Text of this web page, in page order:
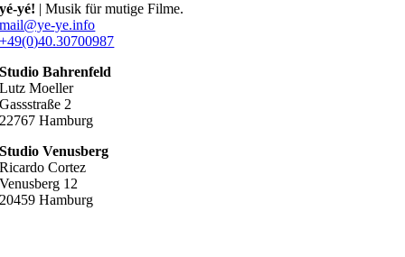
yé-yé! | Musik für mutige Filme.
mail@ye-ye.info
+49(0)40.30700987
Studio Bahrenfeld
Lutz Moeller
Gassstraße 2
22767 Hamburg
Studio Venusberg
Ricardo Cortez
Venusberg 12
20459 Hamburg